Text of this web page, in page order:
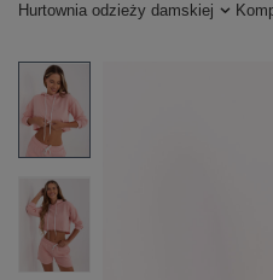
Hurtownia odzieży damskiej